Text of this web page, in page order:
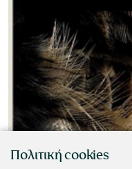
Πολιτική cookies